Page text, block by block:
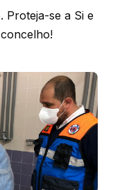
Proteja-se a Si e